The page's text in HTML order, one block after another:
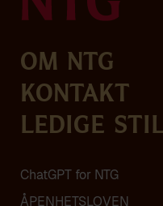
Om NTG
Kontakt
Ledige
ChatGPT for NTG
ÅPENHETSLOVEN